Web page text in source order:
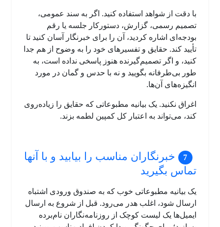
با دقت از شواهد استفاده کنید. اگر به سند عمومی،
تصمیم رسمی، گزارش، دستورکار جلسه یا رقم
بودجه‌ای اشاره کردید، آن را برای خبرنگار آسان کنید تا
تأیید کند. حقایق و تفسیرهای خود را به ‌وضوح از هم جدا
کنید، و اگر تصمیم‌گیرنده هنوز پاسخی نداده است، به
طور بی‌طرفانه بگویید و نه با حدس و گمان در مورد
انگیزه‌های آن‌ها.
اغراق نکنید. یک بیانیه مطبوعاتی که حقایق را زیاده‌روی
کند، می‌تواند به اعتبار کل کمپین لطمه بزند.
خبرنگاران مناسب را بیابید و با آنها
تماس بگیرید
یک بیانیه مطبوعاتی خوب که به صندوق ورودی اشتباه
ارسال شود، اغلب هدر می‌رود. قبل از شروع به ارسال
ایمیل‌ها یک لیست کوچک از روزنامه‌نگاران نام‌برده